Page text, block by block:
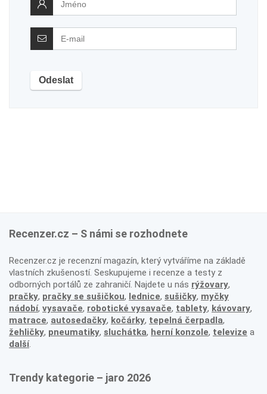
Recenzer.cz – S námi se rozhodnete
Recenzer.cz je recenzní magazín, který vytváříme na základě
vlastních zkušeností. Seskupujeme i recenze a testy z
odborných portálů ze zahraničí. Najdete u nás rýžovary,
pračky, pračky se sušičkou, lednice, sušičky, myčky
nádobí, vysavače, robotické vysavače, tablety, kávovary,
matrace, autosedačky, kočárky, tepelná čerpadla,
žehličky, pneumatiky, sluchátka, herní konzole, televize a
další.
Trendy kategorie – jaro 2026